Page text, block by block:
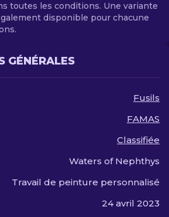
toutes les conditions. Une variante
disponible pour chacune
GÉNÉRALES
Fusils
FAMAS
Classifiée
Waters of Nephthys
Travail de peinture personnalisé
24 avril 2023